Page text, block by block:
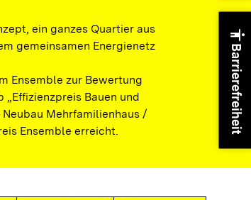
ein ganzes Quartier aus
gemeinsamen Energienetz
Ensemble zur Bewertung
Bauen und
Mehrfamilienhaus /
Ensemble erreicht.
accessibility
Barrierefreiheit